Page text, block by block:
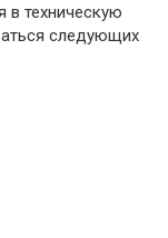
в техническую
следующих